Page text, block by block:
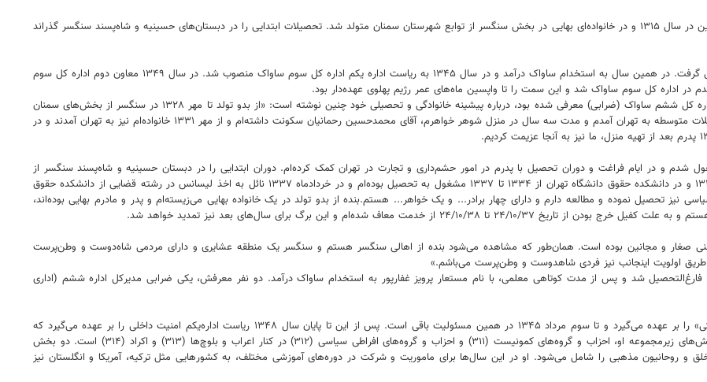
پرویز ثابتی، مشهورترین مدیر اداره کل سوم ساواک (امنیت داخلی) فرزند حسین در سال ۱۳۱۵ و در خانواده‌ای بهایی در بخش سنگسر از توابع شهرستان سمنان متولد شد. تحصیلات ابتدایی را در دبستان‌های حسینیه و شاه‌پسند سنگسر گذراند
سال ۱۳۳۷ از دانشکده حقوق دانشگاه تهران در رشته قضایی مدرک کارشناسی گرفت. در همین سال به استخدام ساواک درآمد و در سال ۱۳۴۵ به ریاست اداره یکم اداره کل سوم ساواک منصوب شد. در سال ۱۳۴۹ معاون دوم اداره کل سوم
ثابتی در بدو استخدام در ساواک که در بهمن ۱۳۳۷ و توسط مدیرکل وقت اداره کل ششم ساواک (ضرابی) معرفی شده بود، درباره پیشینه خانوادگی و تحصیلی خود چنین نوشته است: «از بدو تولد تا مهر ۱۳۲۸ در سنگسر از بخش‌های سمنان
در محله‌ای به نام تپه‌سر سکونت داشته‌ام و از مهر ۱۳۲۸ برای گذراندن تحصیلات متوسطه به تهران آمدم و مدت سه سال در منزل شوهر خواهرم، آقای محمدحسین رحمانیان سکونت داشته‌ام و از مهر ۱۳۳۱ خانواده‌ام نیز به تهران آمدند و در
مشغول شدم و در ایام فراغت و دوران تحصیل با پدرم در امور حشم‌داری و تجارت در تهران کمک کرده‌ام. دوران ابتدایی را در دبستان حسینیه و شاه‌پسند سنگسر از
سال ۱۳۲۲ تا ۱۳۲۸ و دوران دبیرستان در فیروز فهرام و تهران از ۱۳۲۸ تا ۱۳۳۴ و در دانشکده حقوق دانشگاه تهران از ۱۳۳۴ تا ۱۳۳۷ مشغول به تحصیل بوده‌ام و در خردادماه ۱۳۳۷ نائل به اخذ لیسانس در رشته قضایی از دانشکده حقوق
نیز تحصیل نموده و مطالعه دارم و دارای چهار برادر... و یک خواهر... هستم.بنده از بدو تولد در یک خانواده بهایی می‌زیسته‌ام و پدر و مادرم بهایی بوده‌اند،
خدمت معاف شده‌ام و این برگ برای سال‌های بعد نیز تمدید خواهد شد.
یعنی صغار و مجانین بوده است. همان‌طور که مشاهده می‌شود بنده از اهالی سنگسر هستم و سنگسر یک منطقه عشایری و دارای مردمی شاه‌دوست و وطن‌پرست
فارغ‌التحصیل شد و پس از مدت کوتاهی معلمی، با نام مستعار پرویز غفارپور به استخدام ساواک درآمد. دو نفر معرفش، یکی ضرابی مدیرکل اداره ششم (اداری
او در اداره‌یکم اداره‌کل امنیت‌داخلی، پس از یک سال ریاست «بخش کمونیستی» را بر عهده می‌گیرد و تا سوم مرداد ۱۳۴۵ در همین مسئولیت باقی است. پس از این تا پایان سال ۱۳۴۸ ریاست اداره‌یکم امنیت داخلی را بر عهده می‌گیرد که
مسئولیتش کشف، مراقبت و تعقیب فعالیت‌های براندازی است. مهم‌ترین بخش‌های زیرمجموعه او، احزاب و گروه‌های کمونیست (۳۱۱) و احزاب و گروه‌های افراطی سیاسی (۳۱۲) در کنار اعراب و بلوچ‌ها (۳۱۳) و اکراد (۳۱۴) است. دو بخش
و روحانیون مذهبی را شامل می‌شود. او در این سال‌ها برای ماموریت و شرکت در دوره‌های آموزشی مختلف، به کشورهایی مثل ترکیه، آمریکا و انگلستان نیز